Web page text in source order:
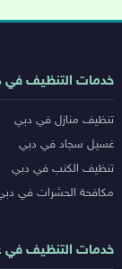
روابط
المدن
خدمات التنظيف في
تنظيف منازل في دبي
غسيل سجاد في دبي
تنظيف الكنب في دبي
مكافحة الحشرات في
خدمات التنظيف في